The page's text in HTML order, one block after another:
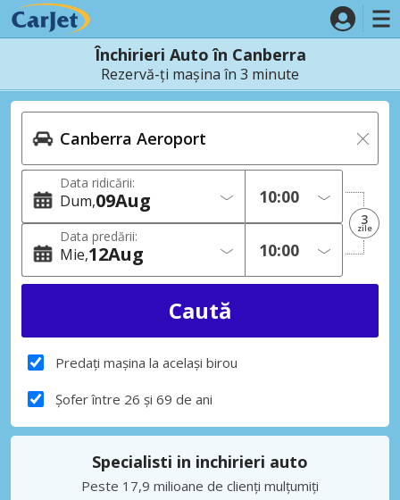
Închirieri Auto în Canberra
Rezervă-ți mașina în 3 minute
Data ridicării:
Dum 09Aug
Data predării:
Mie 12Aug
3
zile
Predați mașina la același birou
Șofer între 26 și 69 de ani
Specialisti in inchirieri auto
Peste 17,9 milioane de clienți mulțumiți